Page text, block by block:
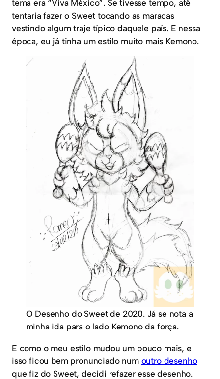
tema era “Viva México”. Se tivesse tempo, até
tentaria fazer o Sweet tocando as maracas
vestindo algum traje típico daquele país. E nessa
época, eu já tinha um estilo muito mais Kemono.
O Desenho do Sweet de 2020. Já se nota a
minha ida para o lado Kemono da força.
E como o meu estilo mudou um pouco mais, e
isso ficou bem pronunciado num outro desenho
que fiz do Sweet, decidi refazer esse desenho.